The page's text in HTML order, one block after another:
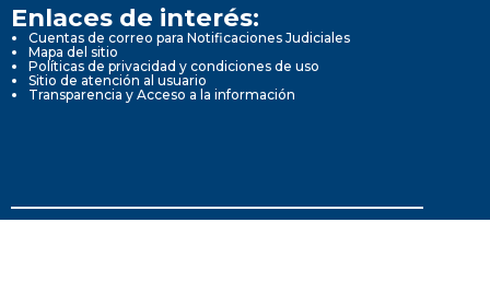
Enlaces de interés:
Cuentas de correo para Notificaciones Judiciales
Mapa del sitio
Políticas de privacidad y condiciones de uso
Sitio de atención al usuario
Transparencia y Acceso a la información